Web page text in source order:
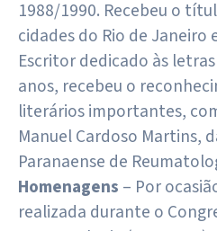
1988/1990. Recebeu o
cidades do Rio de Janeiro
Escritor dedicado às
anos, recebeu o
literários importantes,
Manuel Cardoso Martins,
Paranaense de
Homenagens – Por
realizada durante o